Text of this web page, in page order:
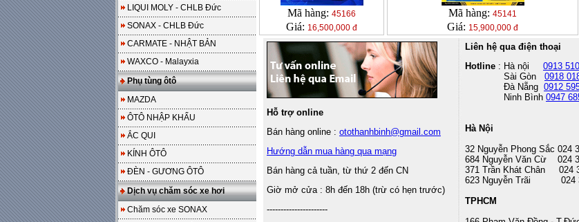
LIQUI MOLY - CHLB Đức
SONAX - CHLB Đức
CARMATE - NHẬT BẢN
WAXCO - Malayxia
Phụ tùng ôtô
MAZDA
ÔTÔ NHẬP KHẨU
ẮC QUI
KÍNH ÔTÔ
ĐÈN - GƯƠNG ÔTÔ
Dịch vụ chăm sóc xe hơi
Chăm sóc xe SONAX
Mã hàng: 45166
Giá: 16,500,000 đ
Mã hàng: 45141
Giá: 15,900,000 đ
Hỗ trợ online
Bán hàng online : otothanhbinh@gmail.com
Hướng dẫn mua hàng qua mạng
Bán hàng cả tuần, từ thứ 2 đến CN
Giờ mở cửa : 8h đến 18h (trừ có hẹn trước)
----------------------
Liên hệ qua điện thoại
Hotline : Hà nội 0913
Sài Gòn 0918
Đà Nẵng 0912
Ninh Bình 0947
Hà Nội
32 Nguyễn Phong Sắc 024
684 Nguyễn Văn Cừ 024
371 Trần Khát Chân 024
623 Nguyễn Trãi 024
TPHCM